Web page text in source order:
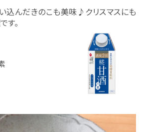
込んだきのこも美味♪クリスマスにも
す。